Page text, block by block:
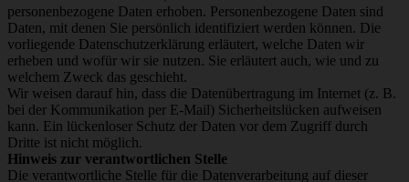
personenbezogene Daten erhoben. Personenbezogene Daten sind
Daten, mit denen Sie persönlich identifiziert werden können. Die
vorliegende Datenschutzerklärung erläutert, welche Daten wir
erheben und wofür wir sie nutzen. Sie erläutert auch, wie und zu
welchem Zweck das geschieht.
Wir weisen darauf hin, dass die Datenübertragung im Internet (z. B.
bei der Kommunikation per E-Mail) Sicherheitslücken aufweisen
kann. Ein lückenloser Schutz der Daten vor dem Zugriff durch
Dritte ist nicht möglich.
Hinweis zur verantwortlichen Stelle
Die verantwortliche Stelle für die Datenverarbeitung auf dieser